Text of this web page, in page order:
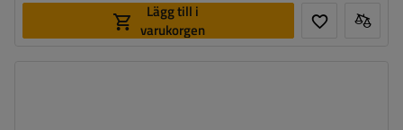
Lägg till i
varukorgen